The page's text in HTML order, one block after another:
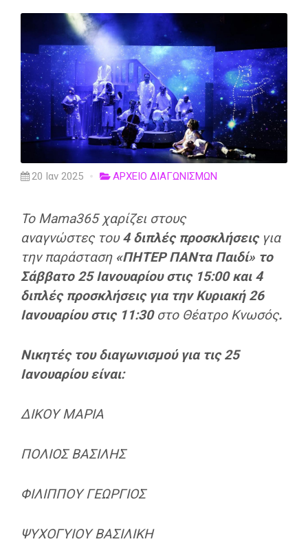
20 Ιαν 2025 ΑΡΧΕΙΟ ΔΙΑΓΩΝΙΣΜΩΝ
Το Mama365 χαρίζει στους
αναγνώστες του4 διπλές προσκλήσειςγια
την παράσταση «ΠΗΤΕΡ ΠΑΝτα Παιδί» το
Σάββατο 25 Ιανουαρίου στις 15:00 και 4
διπλές προσκλήσεις για την Κυριακή 26
Ιανουαρίουστις 11:30 στο Θέατρο Κνωσός.
Νικητές του διαγωνισμού για τις 25
Ιανουαρίου είναι:
ΔΙΚΟΥ ΜΑΡΙΑ
ΠΟΛΙΟΣ ΒΑΣΙΛΗΣ
ΦΙΛΙΠΠΟΥ ΓΕΩΡΓΙΟΣ
ΨΥΧΟΓΥΙΟΥ ΒΑΣΙΛΙΚΗ